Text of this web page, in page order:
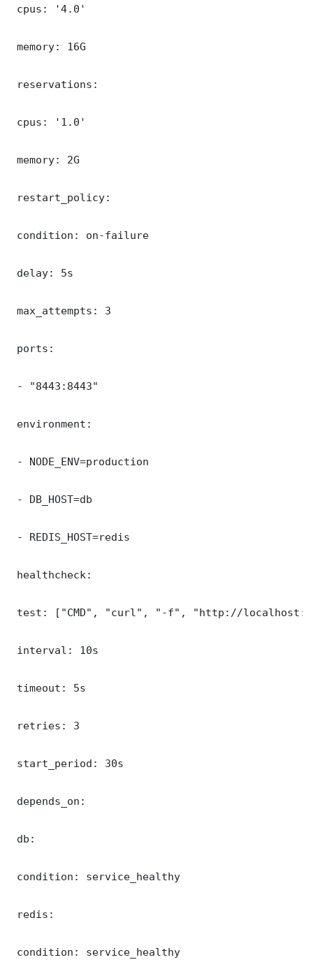
cpus: '4.0'
memory: 16G
reservations:
cpus: '1.0'
memory: 2G
restart_policy:
condition: on-failure
delay: 5s
max_attempts: 3
ports:
- "8443:8443"
environment:
- NODE_ENV=production
- DB_HOST=db
- REDIS_HOST=redis
healthcheck:
test: ["CMD", "curl", "-f", "http://
interval: 10s
timeout: 5s
retries: 3
start_period: 30s
depends_on:
db:
condition: service_healthy
redis:
condition: service_healthy